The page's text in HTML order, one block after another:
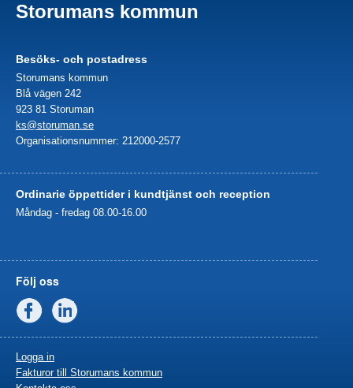
Storumans kommun
Besöks- och postadress
Storumans kommun
Blå vägen 242
923 81 Storuman
ks@storuman.se
Organisationsnummer: 212000-2577
Ordinarie öppettider i kundtjänst och reception
Måndag - fredag 08.00-16.00
Följ oss
Facebook
Logga in
Fakturor till Storumans kommun